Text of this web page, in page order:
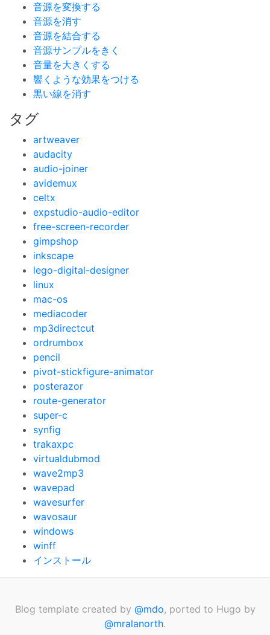
音源を変換する
音源を消す
音源を結合する
音源サンプルをきく
音量を大きくする
響くような効果をつける
黒い線を消す
タグ
artweaver
audacity
audio-joiner
avidemux
celtx
expstudio-audio-editor
free-screen-recorder
gimpshop
inkscape
lego-digital-designer
linux
mac-os
mediacoder
mp3directcut
ordrumbox
pencil
pivot-stickfigure-animator
posterazor
route-generator
super-c
synfig
trakaxpc
virtualdubmod
wave2mp3
wavepad
wavesurfer
wavosaur
windows
winff
インストール
Blog template created by @mdo, ported to Hugo by
@mralanorth.